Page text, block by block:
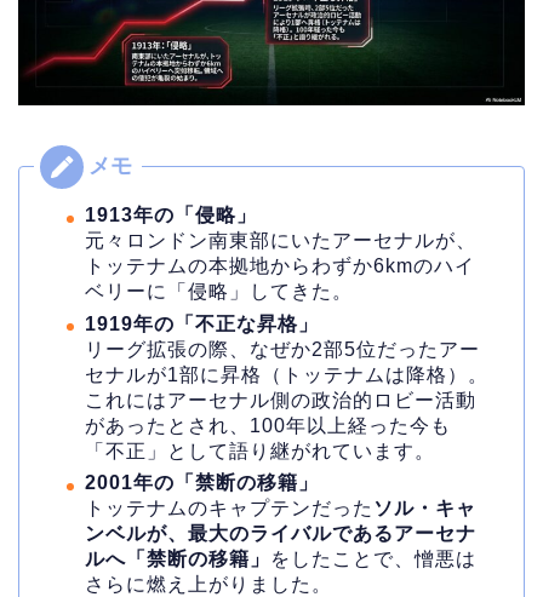
1913年の「侵略」
元々ロンドン南東部にいたアーセナルが、
トッテナムの本拠地からわずか6kmのハイ
ベリーに「侵略」してきた。
1919年の「不正な昇格」
リーグ拡張の際、なぜか2部5位だったアー
セナルが1部に昇格（トッテナムは降格）。
これにはアーセナル側の政治的ロビー活動
があったとされ、100年以上経った今も
「不正」として語り継がれています。
2001年の「禁断の移籍」
トッテナムのキャプテンだった ソル・キャ
ンベルが、最大のライバルであるアーセナ
ルへ「禁断の移籍」
をしたことで、憎悪は
さらに燃え上がりました。